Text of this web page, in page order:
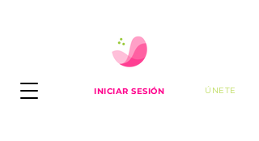
INICIAR SESIÓN ÚNETE